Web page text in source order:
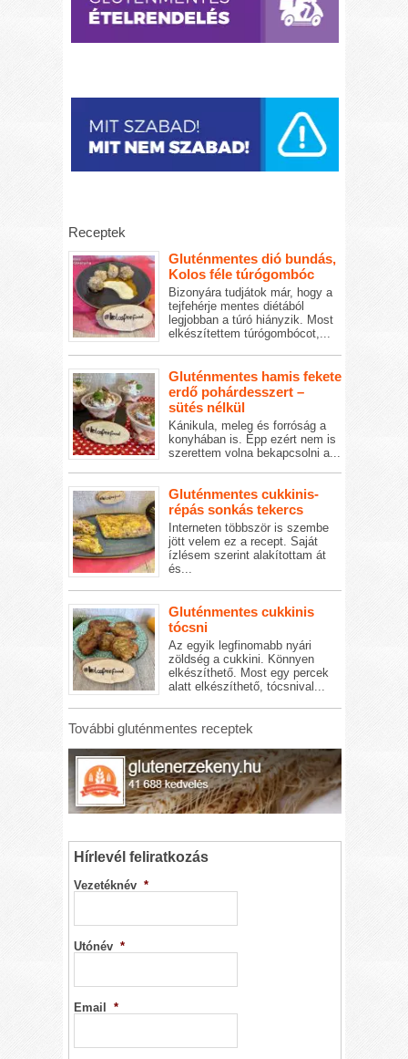
Receptek
Gluténmentes dió bundás,
Kolos féle túrógombóc
Bizonyára tudjátok már, hogy a
tejfehérje mentes diétából
legjobban a túró hiányzik. Most
elkészítettem túrógombócot,...
Gluténmentes hamis fekete
erdő pohárdesszert –
sütés nélkül
Kánikula, meleg és forróság a
konyhában is. Épp ezért nem is
szerettem volna bekapcsolni a...
Gluténmentes cukkinis-
répás sonkás tekercs
Interneten többször is szembe
jött velem ez a recept. Saját
ízlésem szerint alakítottam át
és...
Gluténmentes cukkinis
tócsni
Az egyik legfinomabb nyári
zöldség a cukkini. Könnyen
elkészíthető. Most egy percek
alatt elkészíthető, tócsnival...
További gluténmentes receptek
Hírlevél feliratkozás
Vezetéknév *
Utónév *
Email *